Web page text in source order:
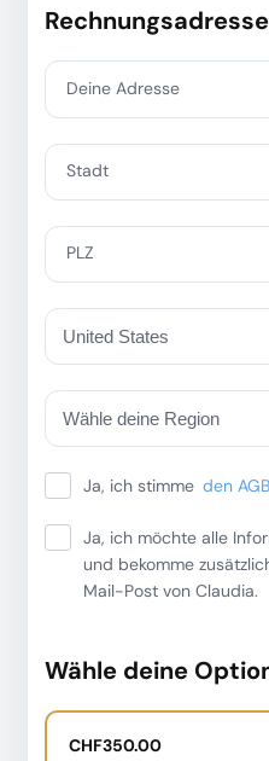
Rechnungsadresse
Deine Adresse
Stadt
PLZ
Ja, ich stimme den
Ja, ich möchte alle
und bekomme
Mail-Post von Claudia.
Wähle deine
CHF350.00